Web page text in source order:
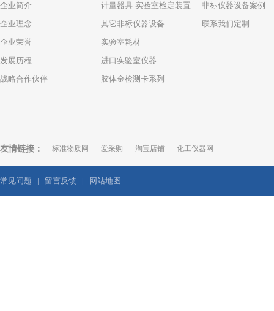
企业简介
企业理念
企业荣誉
发展历程
战略合作伙伴
计量器具 实验室检定装置
其它非标仪器设备
实验室耗材
进口实验室仪器
胶体金检测卡系列
非标仪器设备案例
联系我们定制
友情链接： 标准物质网 爱采购 淘宝店铺 化工仪器网
常见问题 | 留言反馈 | 网站地图